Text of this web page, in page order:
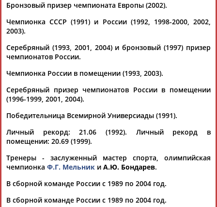
АБДРАХМАНОВАБДРАХМАНОВААБДУВАЛИЕВ
АБДУЛАЕВ
Рамазан
Тагир
Камиль
АБДУЛАЗИЗОВ
Загалав
АБДУЛБЕКОВ
Камалудин
АБДУЛДАУДОВ
Абдула
АБДУЛЖАЛИЛОВ
Магомед
АБДУЛКАГИРОВ
Назир
АБДУЛЛАЕВ
24 персон из 13181
ЕЩЁ ПЕРСОНЫ
Бронзовый призер чемпионата Европы (2002).
Чемпионка СССР (1991) и России (1992, 1998-2000, 2002,
2003).
Серебряный (1993, 2001, 2004) и бронзовый (1997) призер
чемпионатов России.
Чемпионка России в помещении (1993, 2003).
Серебряный призер чемпионатов России в помещении
(1996-1999, 2001, 2004).
Победительница Всемирной Универсиады (1991).
Личный рекорд: 21.06 (1992). Личный рекорд в
помещении: 20.69 (1999).
Тренеры - заслуженный мастер спорта, олимпийская
чемпионка Ф.Г. Мельник и А.Ю. Бондарев.
В сборной команде России с 1989 по 2004 год.
В сборной команде России с 1989 по 2004 год.